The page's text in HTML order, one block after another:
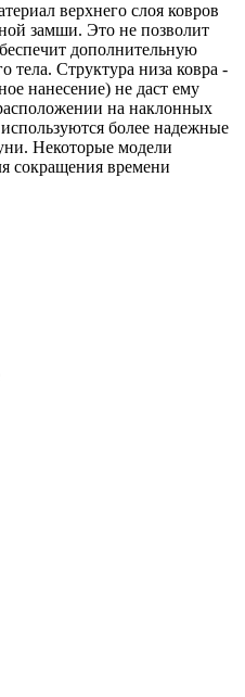
верхнего слоя ковров
замши. Это не позволит
дополнительную
тела. Структура низа ковра -
нанесение) не даст ему
на наклонных
более надежные
Некоторые модели
сокращения времени